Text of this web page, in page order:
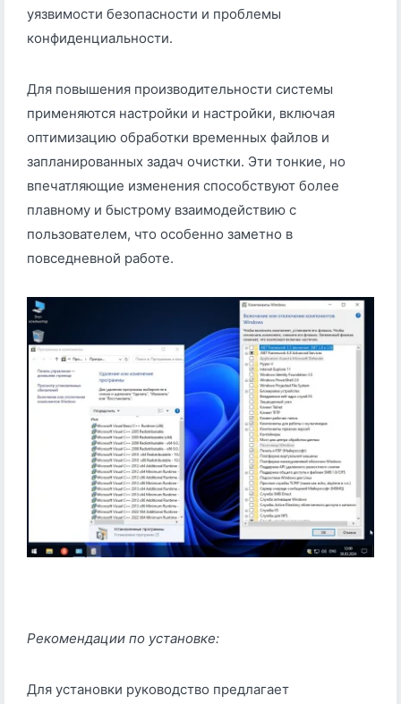
уязвимости безопасности и проблемы
конфиденциальности.
Для повышения производительности системы
применяются настройки и настройки, включая
оптимизацию обработки временных файлов и
запланированных задач очистки. Эти тонкие, но
впечатляющие изменения способствуют более
плавному и быстрому взаимодействию с
пользователем, что особенно заметно в
повседневной работе.
Рекомендации по установке:
Для установки руководство предлагает